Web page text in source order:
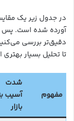
در جدول زیر یک
آورده شده است. پس
دقیق‌تر بررسی
تا تحلیل بسیار بهتری
مفهوم
شدت
آسیب
بازار